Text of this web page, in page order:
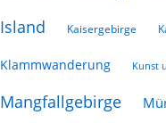
Island Kaisergebirge
Klammwanderung Kunst
Mangfallgebirge